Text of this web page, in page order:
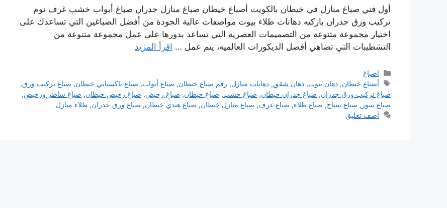
أول فني صباغ منازل في خيطان بالكويت أصباغ خيطان صباغ منازل جدران صباغ أبواب خشب غرف نوم
تركيب ورق جدران باركيه دهانات طلاء بيوت مواصفات عالية الجودة من أفضل الصباغين التي تساعدك على
اختيار مجموعة متنوعة من التصميمات العصرية التي تساعد بدورها على عمل مجموعة متنوعة من
التشطيبات التي تضاهي أفضل الديكورات العالمية، يتم عمل … اقرأ المزيد
التصنيفات
اصباغ
الوسوم
أصباغ خيطان,دهان بيوت,دهان شقق,دهانات منازل, رقم صباغ خيطان, صباغ أبواب, صباغ باكستاني خيطان, صباغ تركيب ورق,
صباغ تركيب ورق جدران, صباغ جدران خيطان, صباغ خشب, صباغ خيطان, صباغ رخيص, صباغ رخيص خيطان, صباغ ساطر ورخيص,
صباغ سور , صباغ سياج, صباغ طلاء, صباغ غرف, صباغ منازل خيطان, صباغ هندي خيطان, صباغ ورق جدران, طلاء منازل
أضف تعليق